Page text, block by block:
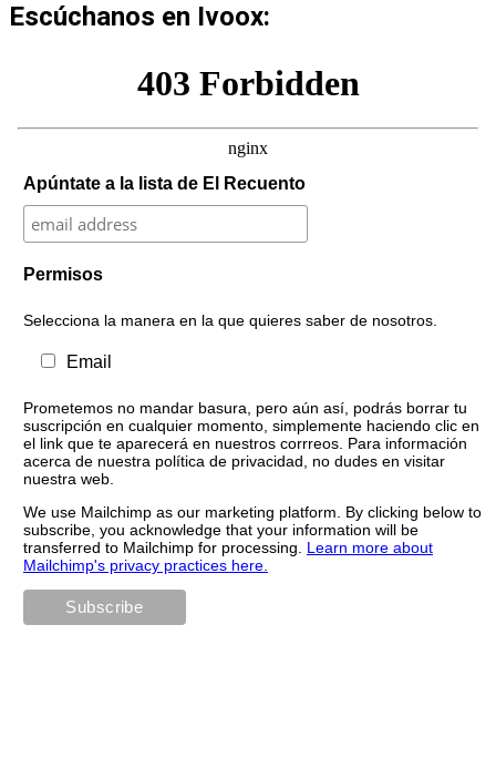
Escúchanos en Ivoox:
Apúntate a la lista de El Recuento
Permisos
Selecciona la manera en la que quieres saber de nosotros.
Email
Prometemos no mandar basura, pero aún así, podrás borrar tu
suscripción en cualquier momento, simplemente haciendo clic en
el link que te aparecerá en nuestros corrreos. Para información
acerca de nuestra política de privacidad, no dudes en visitar
nuestra web.
We use Mailchimp as our marketing platform. By clicking below to
subscribe, you acknowledge that your information will be
transferred to Mailchimp for processing. Learn more about
Mailchimp's privacy practices here.